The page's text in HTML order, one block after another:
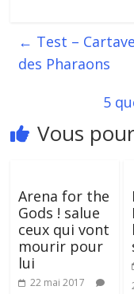
← Test –
des Pharaons
5
Vous
Arena for the
Gods ! salue
ceux qui vont
mourir pour
lui
22 mai 2017